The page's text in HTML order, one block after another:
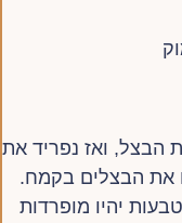
הבצל, ואז נפריד את
את הבצלים בקמח.
יהיו מופרדות